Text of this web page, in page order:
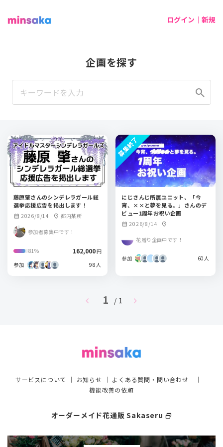
ログイン｜新規
企画を探す
search
藤原肇さんのシンデレラガール総
選挙応援広告を掲出します！
calendar_month 2026/8/14 location_on 都内某所
参加者募集中です！
81% 162,000円
参加
98人
にじさんじ所属ユニット、「今
宵、××と夢を見る。」さんのデ
ビュー1周年お祝い企画
calendar_month 2026/8/14 location_on
花贈り企画中です！
参加 60人
募集終了
chevron_left 1 / 1 chevron_right
サービスについて ｜ お知らせ ｜ よくある質問・問い合わせ ｜
機能改善の依頼
オーダーメイド花通販 Sakaseru select_window